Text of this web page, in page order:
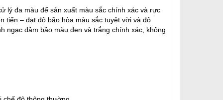
lý đa màu để sản xuất màu sắc chính xác và rực
tiến – đạt độ bão hòa màu sắc tuyệt vời và độ
ngạc đảm bảo màu đen và trắng chính xác, không